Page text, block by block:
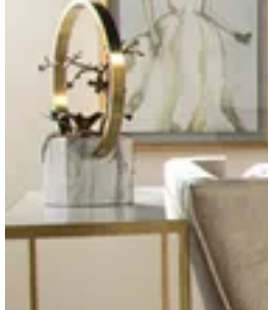
Комод Rainfall имеет современный дизайн: панели из
отражающего стекла, украшенные состаренным эффектом,
придают текстурной глубины предмету. Denali Cocktail — это
инновационный, адаптируемый кофейный столик, который
можно разделить на два отдельных стола. Рабочий стол Loftus
словно парит в воздухе благодаря прозрачным плитам-
опорам, рассекающим столешницу. А кресло Berlin — это
изысканное, утонченное решение, которое придаст
пространству роскоши и уюта.
В мире, где детали имеют огромное значение, John Richard
продолжает удивлять и радовать своих клиентов, предлагая
им не просто предметы интерьера, а настоящие произведения
искусства. Каждая коллекция — это шаг навстречу новым
горизонтам, гармонии и элегантности, которая будет радовать
глаз на протяжении многих лет.